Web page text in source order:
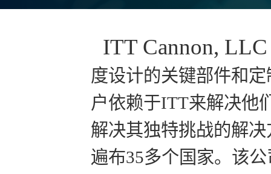
ITT Cannon, LLC
度设计的关键部件和
户依赖于ITT来解决他
解决其独特挑战的解
遍布35多个国家。该